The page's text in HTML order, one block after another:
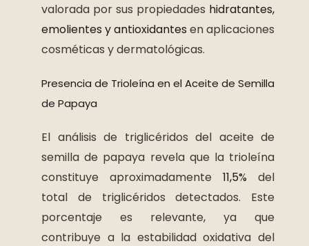
valorada por sus propiedades hidratantes,
emolientes y antioxidantes en aplicaciones
cosméticas y dermatológicas.
Presencia de Trioleína en el Aceite de Semilla
de Papaya
El análisis de triglicéridos del aceite de
semilla de papaya revela que la trioleína
constituye aproximadamente 11,5% del
total de triglicéridos detectados. Este
porcentaje es relevante, ya que
contribuye a la estabilidad oxidativa del